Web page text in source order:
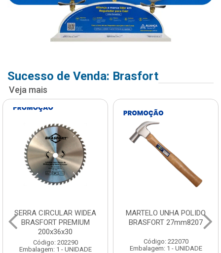
Sucesso de Venda: Brasfort
Veja mais
MARTELO UNHA POLIDO
BRASFORT 27mm8207
Código: 222070
Embalagem: 1 - UNIDADE
CHAVE GRIFO
14” 6012
Código: 231967
Embalagem: 1 -